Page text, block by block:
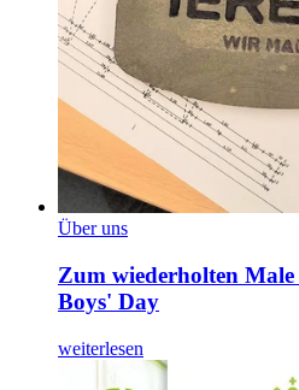
Über uns
Zum wiederholten
Boys' Day
weiterlesen